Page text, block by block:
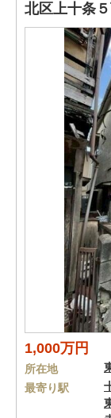
北区上十条
1,000万円
所在地
最寄り駅